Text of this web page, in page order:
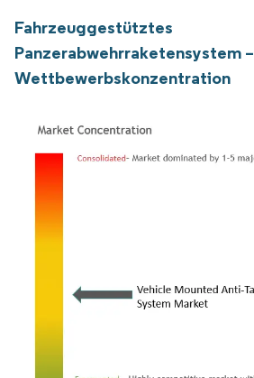
Fahrzeuggestütztes
Panzerabwehrraketensystem –
Wettbewerbskonzentration